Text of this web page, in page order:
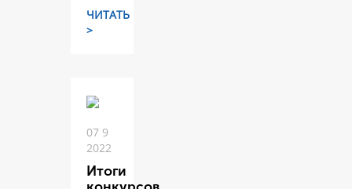
ЧИТАТЬ
>
07 9
2022
Итоги